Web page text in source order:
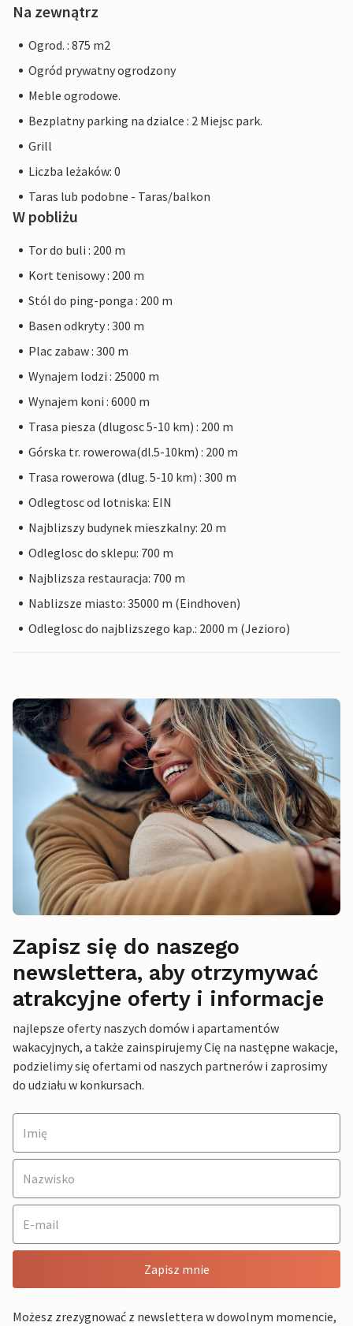
Na zewnątrz
Ogrod. : 875 m2
Ogród prywatny ogrodzony
Meble ogrodowe.
Bezplatny parking na dzialce : 2 Miejsc park.
Grill
Liczba leżaków: 0
Taras lub podobne - Taras/balkon
W pobliżu
Tor do buli : 200 m
Kort tenisowy : 200 m
Stól do ping-ponga : 200 m
Basen odkryty : 300 m
Plac zabaw : 300 m
Wynajem lodzi : 25000 m
Wynajem koni : 6000 m
Trasa piesza (dlugosc 5-10 km) : 200 m
Górska tr. rowerowa(dl.5-10km) : 200 m
Trasa rowerowa (dlug. 5-10 km) : 300 m
Odlegtosc od lotniska: EIN
Najblizszy budynek mieszkalny: 20 m
Odleglosc do sklepu: 700 m
Najblizsza restauracja: 700 m
Nablizsze miasto: 35000 m (Eindhoven)
Odleglosc do najblizszego kap.: 2000 m (Jezioro)
Zapisz się do naszego
newslettera, aby otrzymywać
atrakcyjne oferty i informacje
najlepsze oferty naszych domów i apartamentów
wakacyjnych, a także zainspirujemy Cię na następne wakacje,
podzielimy się ofertami od naszych partnerów i zaprosimy
do udziału w konkursach.
Zapisz mnie
Możesz zrezygnować z newslettera w dowolnym momencie,